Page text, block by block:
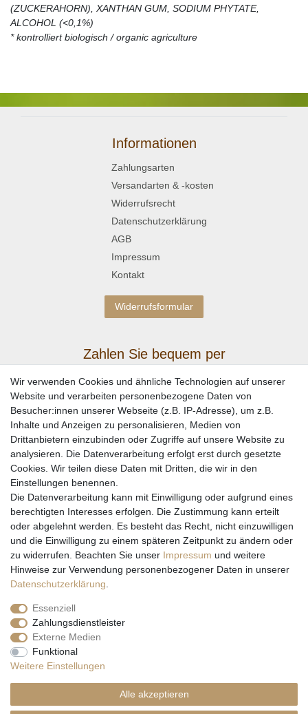
(ZUCKERAHORN), XANTHAN GUM, SODIUM PHYTATE,
ALCOHOL (<0,1%)
* kontrolliert biologisch / organic agriculture
Informationen
Zahlungsarten
Versandarten & -kosten
Widerrufsrecht
Datenschutzerklärung
AGB
Impressum
Kontakt
Widerrufsformular
Zahlen Sie bequem per
Wir versenden mit
* Alle Preise inkl. gesetzl. Mehrwertsteuer zzgl. Versandkosten und ggf.
Nachnahmegebühren, wenn nicht anders beschrieben
Länder
hier
Wir verwenden Cookies und ähnliche Technologien auf unserer
Website und verarbeiten personenbezogene Daten von
Besucher:innen unserer Webseite (z.B. IP-Adresse), um z.B.
Inhalte und Anzeigen zu personalisieren, Medien von
Drittanbietern einzubinden oder Zugriffe auf unsere Website zu
analysieren. Die Datenverarbeitung erfolgt erst durch gesetzte
Cookies. Wir teilen diese Daten mit Dritten, die wir in den
Einstellungen benennen.
Die Datenverarbeitung kann mit Einwilligung oder aufgrund eines
berechtigten Interesses erfolgen. Die Zustimmung kann erteilt
oder abgelehnt werden. Es besteht das Recht, nicht einzuwilligen
und die Einwilligung zu einem späteren Zeitpunkt zu ändern oder
zu widerrufen. Beachten Sie unser Impressum und weitere
Hinweise zur Verwendung personenbezogener Daten in unserer
Daten­schutz­erklärung
Essenziell
Zahlungsdienstleister
Externe Medien
Funktional
Weitere Einstellungen
Alle akzeptieren